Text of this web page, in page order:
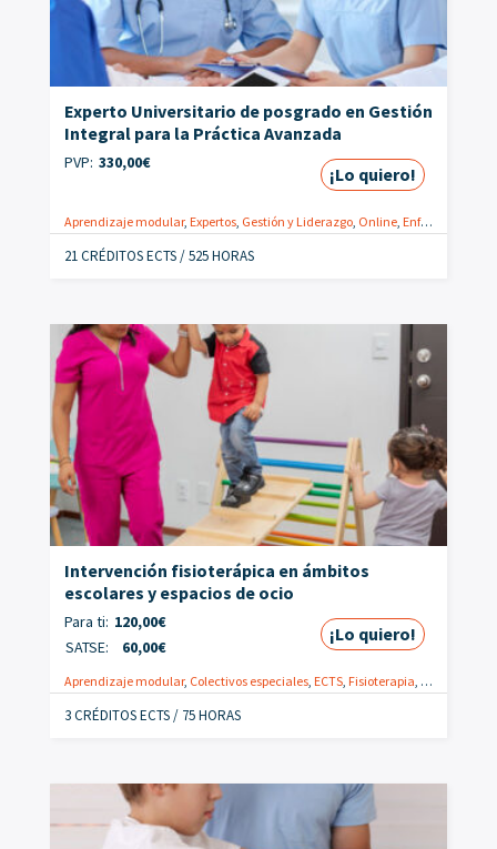
Experto Universitario de posgrado en Gestión
Integral para la Práctica Avanzada
PVP: 330,00€
¡Lo quiero!
Aprendizaje modular, Expertos, Gestión y Liderazgo, Online, Enfermeras
21 CRÉDITOS ECTS / 525 HORAS
Intervención fisioterápica en ámbitos
escolares y espacios de ocio
Para ti: 120,00€
SATSE:
60,00€
¡Lo quiero!
Aprendizaje modular, Colectivos especiales, ECTS, Fisioterapia, Online
3 CRÉDITOS ECTS / 75 HORAS